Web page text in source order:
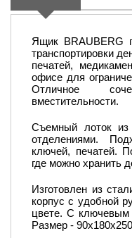
Ящик BRAUBERG
транспортировки
печатей,
офисе для
Отличное
вместительности.
Съемный лоток из
отделениями.
ключей, печатей.
где можно хранить
Изготовлен из
корпус с удобной
цвете. С ключевым
Размер -